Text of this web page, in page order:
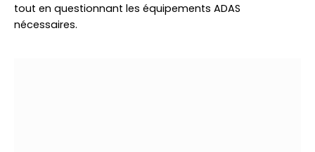
tout en questionnant les équipements ADAS
nécessaires.